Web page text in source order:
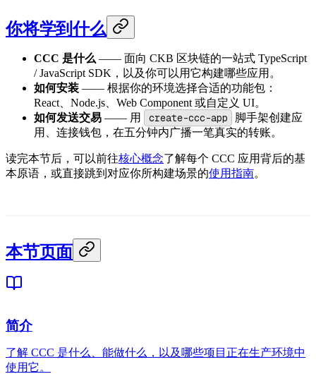
你将学到什么
CCC 是什么 —— 面向 CKB 区块链的一站式 TypeScript
/ JavaScript SDK，以及你可以用它构建哪些应用。
如何安装 —— 根据你的环境选择合适的功能包：
React、Node.js、Web Component 或自定义 UI。
如何发送交易 —— 用 create-ccc-app
脚手架创建应
用、连接钱包，在五分钟内广播一笔真实的转账。
读完本节后，可以前往核心概念了解每个 CCC 应用背后的基
本原语，或直接跳到对应你所构建场景的使用指南。
本节页面
简介
了解 CCC 是什么、能做什么，以及哪些项目正在生产环境中
使用它。